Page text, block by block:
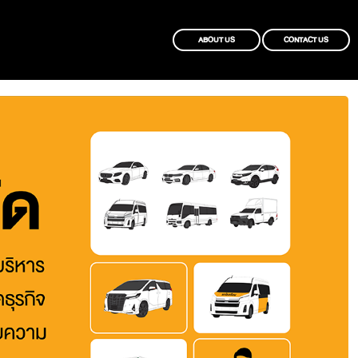
ABOUT US CONTACT US